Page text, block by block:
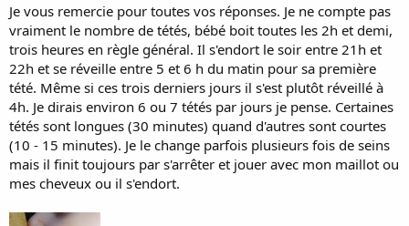
Je vous remercie pour toutes vos réponses. Je ne compte pas
vraiment le nombre de tétés, bébé boit toutes les 2h et demi,
trois heures en règle général. Il s'endort le soir entre 21h et
22h et se réveille entre 5 et 6 h du matin pour sa première
tété. Même si ces trois derniers jours il s'est plutôt réveillé à
4h. Je dirais environ 6 ou 7 tétés par jours je pense. Certaines
tétés sont longues (30 minutes) quand d'autres sont courtes
(10 - 15 minutes). Je le change parfois plusieurs fois de seins
mais il finit toujours par s'arrêter et jouer avec mon maillot ou
mes cheveux ou il s'endort.